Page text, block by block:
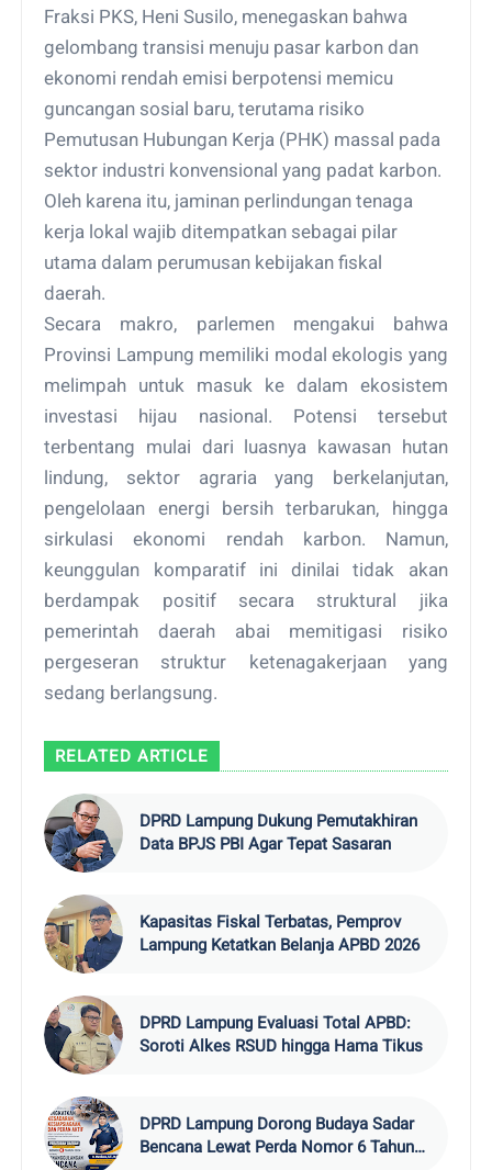
Fraksi PKS, Heni Susilo, menegaskan bahwa
gelombang transisi menuju pasar karbon dan
ekonomi rendah emisi berpotensi memicu
guncangan sosial baru, terutama risiko
Pemutusan Hubungan Kerja (PHK) massal pada
sektor industri konvensional yang padat karbon.
Oleh karena itu, jaminan perlindungan tenaga
kerja lokal wajib ditempatkan sebagai pilar
utama dalam perumusan kebijakan fiskal
daerah.
Secara makro, parlemen mengakui bahwa
Provinsi Lampung memiliki modal ekologis yang
melimpah untuk masuk ke dalam ekosistem
investasi hijau nasional. Potensi tersebut
terbentang mulai dari luasnya kawasan hutan
lindung, sektor agraria yang berkelanjutan,
pengelolaan energi bersih terbarukan, hingga
sirkulasi ekonomi rendah karbon. Namun,
keunggulan komparatif ini dinilai tidak akan
berdampak positif secara struktural jika
pemerintah daerah abai memitigasi risiko
pergeseran struktur ketenagakerjaan yang
sedang berlangsung.
RELATED ARTICLE
DPRD Lampung Dukung Pemutakhiran
Data BPJS PBI Agar Tepat Sasaran
Kapasitas Fiskal Terbatas, Pemprov
Lampung Ketatkan Belanja APBD 2026
DPRD Lampung Evaluasi Total APBD:
Soroti Alkes RSUD hingga Hama Tikus
DPRD Lampung Dorong Budaya Sadar
Bencana Lewat Perda Nomor 6 Tahun